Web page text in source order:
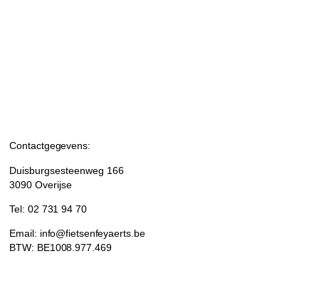
Contactgegevens:
Duisburgsesteenweg 166
3090 Overijse
Tel: 02 731 94 70
Email: info@fietsenfeyaerts.be
BTW: BE1008.977.469